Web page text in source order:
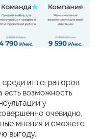
интеграторов
есть возможность
у
очевидно,
мнения и сможете
выгоду.